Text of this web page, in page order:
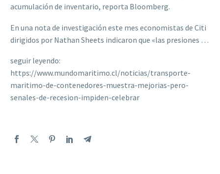
acumulación de inventario, reporta Bloomberg.
En una nota de investigación este mes economistas de Citi
dirigidos por Nathan Sheets indicaron que «las presiones …
seguir leyendo:
https://www.mundomaritimo.cl/noticias/transporte-
maritimo-de-contenedores-muestra-mejorias-pero-
senales-de-recesion-impiden-celebrar